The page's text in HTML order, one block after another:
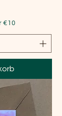
€10